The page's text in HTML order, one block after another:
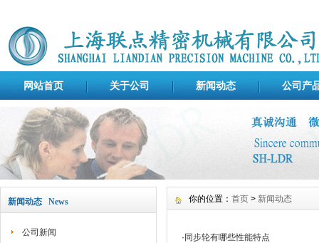
网站首页 关于公司 新闻动态 公司产
新闻动态 News
公司新闻
你的位置： 首页 > 新闻动态
· 同步轮有哪些性能特点